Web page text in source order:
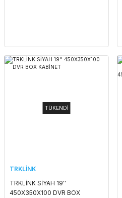
TÜKENDİ
TRKLİNK
TRKLİNK SİYAH 19''
450X350X100 DVR BOX